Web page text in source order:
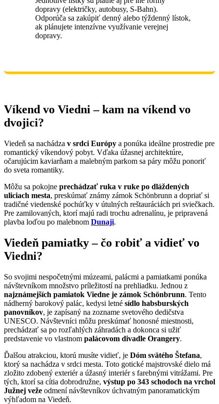
dopravy (električky, autobusy, S-Bahn).
Odporúča sa zakúpiť denný alebo týždenný lístok,
ak plánujete intenzívne využívanie verejnej
dopravy.
Víkend vo Viedni – kam na víkend vo
dvojici?
Viedeň sa nachádza v srdci Európy a ponúka ideálne prostredie pre
romantický víkendový pobyt. Vďaka úžasnej architektúre,
očarujúcim kaviarňam a malebným parkom sa páry môžu ponoriť
do sveta romantiky.
Môžu sa pokojne prechádzať ruka v ruke po dláždených
uliciach mesta, preskúmať známy zámok Schönbrunn a dopriať si
tradičné viedenské pochúťky v útulných reštauráciách pri sviečkach.
Pre zamilovaných, ktorí majú radi trochu adrenalínu, je pripravená
plavba loďou po malebnom Dunaji.
Viedeň pamiatky – čo robiť a vidieť vo
Viedni?
So svojimi nespočetnými múzeami, palácmi a pamiatkami ponúka
návštevníkom množstvo príležitostí na prehliadku. Jednou z
najznámejších pamiatok Viedne je zámok Schönbrunn. Tento
nádherný barokový palác, kedysi letné sídlo habsburských
panovníkov, je zapísaný na zozname svetového dedičstva
UNESCO. Návštevníci môžu preskúmať honosné miestnosti,
prechádzať sa po rozľahlých záhradách a dokonca si užiť
predstavenie vo vlastnom palácovom divadle Orangery.
Ďalšou atrakciou, ktorú musíte vidieť, je Dóm svätého Štefana,
ktorý sa nachádza v srdci mesta. Toto gotické majstrovské dielo má
zložito zdobený exteriér a úžasný interiér s farebnými vitrážami. Pre
tých, ktorí sa cítia dobrodružne, výstup po 343 schodoch na vrchol
Južnej veže odmení návštevníkov úchvatným panoramatickým
výhľadom na Viedeň.